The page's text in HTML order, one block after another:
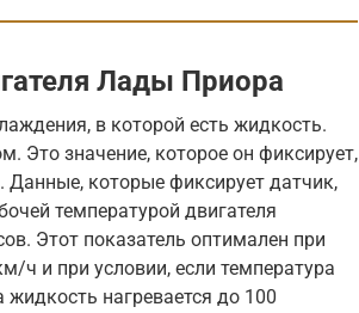
Лады Приора
в которой есть жидкость.
Это значение, которое он фиксирует,
Данные, которые фиксирует датчик,
температурой двигателя
Этот показатель оптимален при
и при условии, если температура
нагревается до 100